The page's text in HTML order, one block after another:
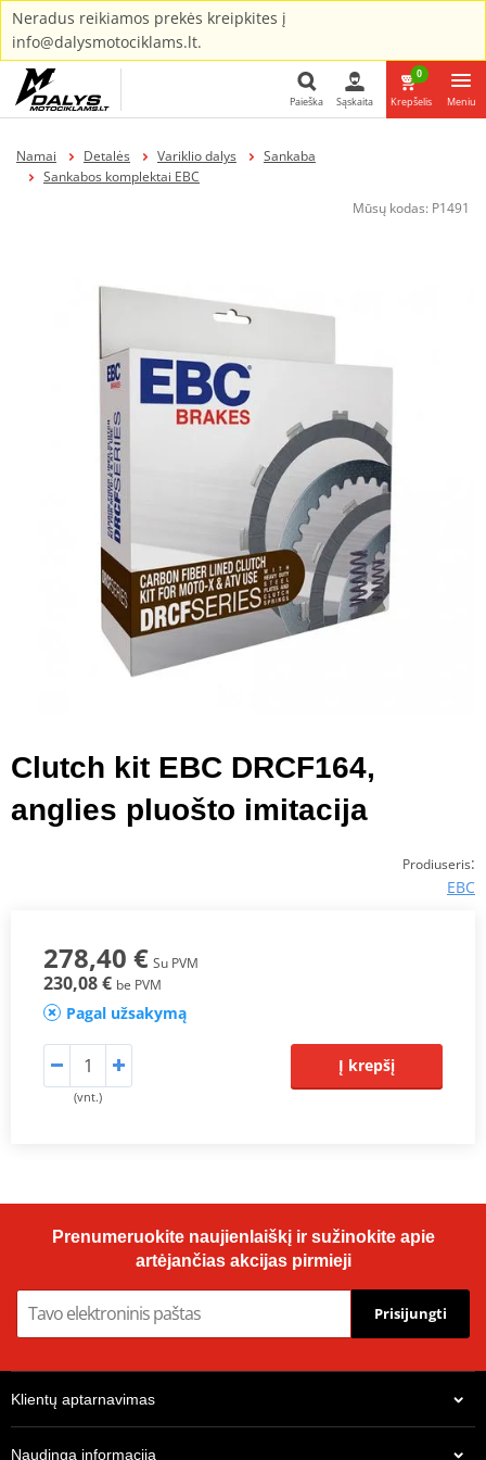
Neradus reikiamos prekės kreipkites į
info@dalysmotociklams.lt.
Paieška Sąskaita
0
Krepšelis Meniu
Namai Detalės Variklio dalys
Sankaba
Sankabos komplektai EBC
Mūsų kodas: P1491
Clutch kit EBC DRCF164,
anglies pluošto imitacija
Prodiuseris:
EBC
278,40 € Su PVM
230,08 € be PVM
Pagal užsakymą
(vnt.)
Į krepšį
Prenumeruokite naujienlaiškį ir sužinokite apie
artėjančias akcijas pirmieji
Prisijungti
Klientų aptarnavimas
Naudinga informacija